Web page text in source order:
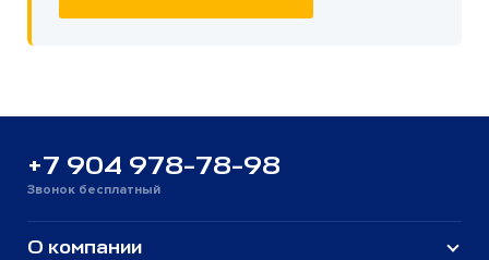
+7 904 978-78-98
Звонок бесплатный
О компании